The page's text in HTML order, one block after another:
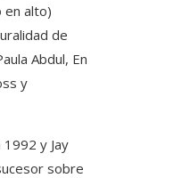
en alto)
de
Abdul, En
y
y Jay
sobre